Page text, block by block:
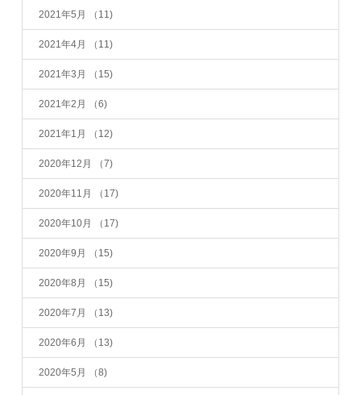
2021年5月 （11)
2021年4月 （11)
2021年3月 （15)
2021年2月 （6)
2021年1月 （12)
2020年12月 （7)
2020年11月 （17)
2020年10月 （17)
2020年9月 （15)
2020年8月 （15)
2020年7月 （13)
2020年6月 （13)
2020年5月 （8)